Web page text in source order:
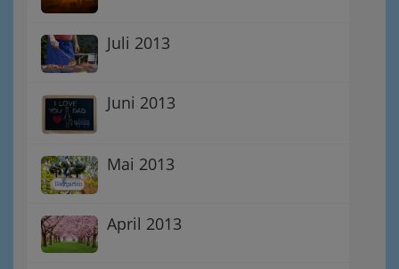
Juli 2013
Juni 2013
Mai 2013
April 2013